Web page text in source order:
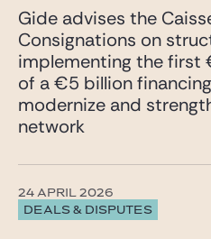
Gide advises the
Consignations on
implementing the first
of a €5 billion
modernize and
network
DEALS & DISPUTES
24 APRIL 2026